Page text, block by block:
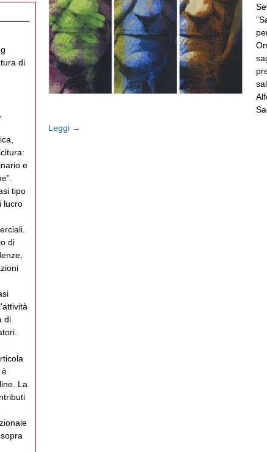
Leggi →
di
e
tipo
lucro
di
di
è
La